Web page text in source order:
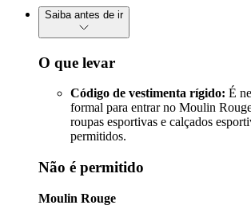
Saiba antes de ir
O que levar
Código de vestimenta rígido: É
formal para entrar no Moulin
roupas esportivas e calçados
permitidos.
Não é permitido
Moulin Rouge